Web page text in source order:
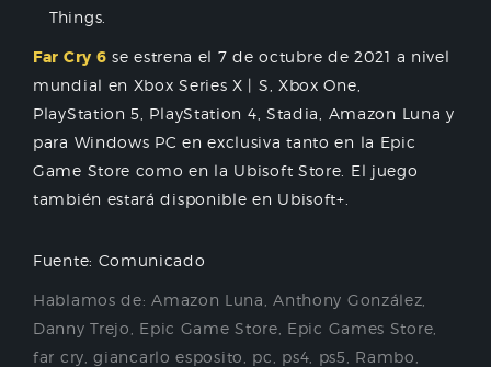
Things.
Far Cry 6 se estrena el 7 de octubre de 2021 a nivel
mundial en Xbox Series X | S, Xbox One,
PlayStation 5, PlayStation 4, Stadia, Amazon Luna y
para Windows PC en exclusiva tanto en la Epic
Game Store como en la Ubisoft Store. El juego
también estará disponible en Ubisoft+.
Fuente: Comunicado
Hablamos de:Amazon Luna ,Anthony González
Danny Trejo
Epic Game Store Epic Games Store
far cry ,giancarlo esposito pc ps4 ps5 Rambo